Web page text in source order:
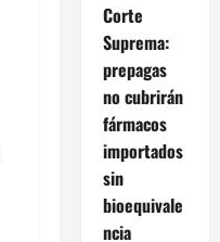
Corte
Suprema:
prepagas
no cubrirán
fármacos
importados
sin
bioequivale
ncia